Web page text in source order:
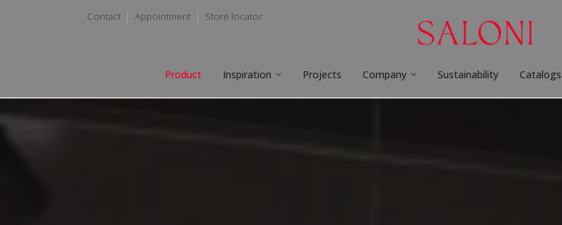
Contact Appointment Store locator
Product Inspiration Projects Company Sustainability Catalogs